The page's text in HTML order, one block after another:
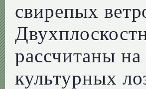
свирепых
рассчитаны
культурных